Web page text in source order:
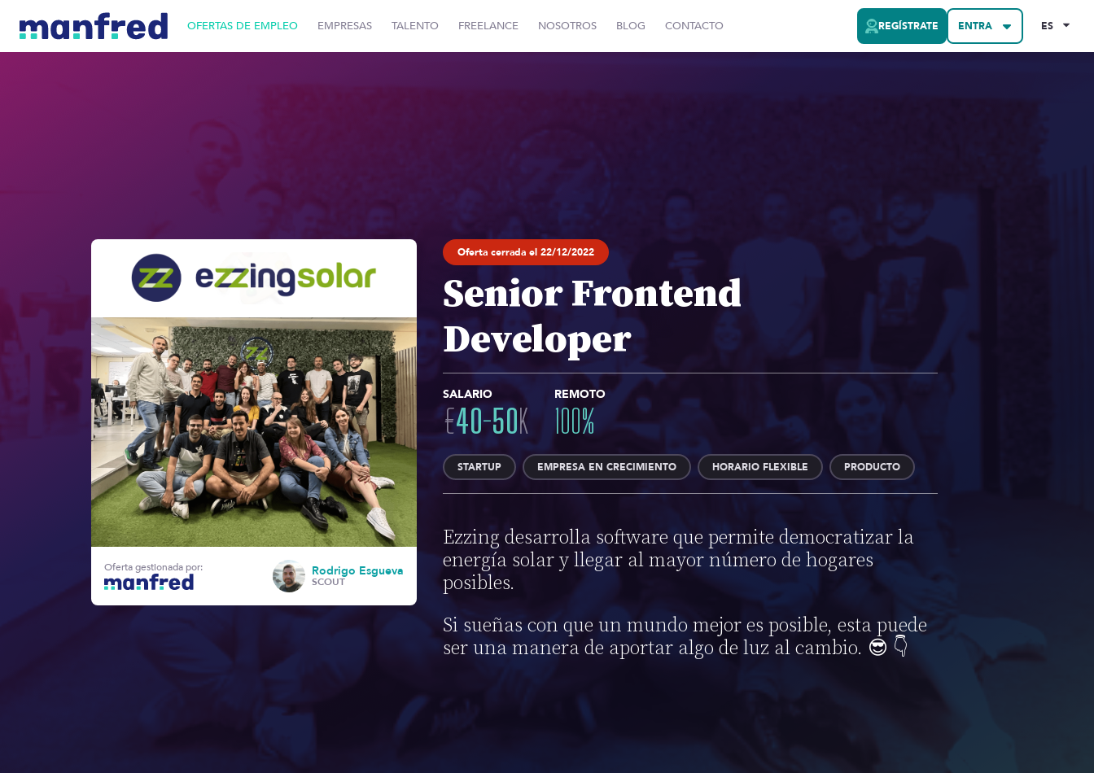
OFERTAS DE EMPLEO EMPRESAS TALENTO FREELANCE NOSOTROS BLOG CONTACTO REGÍSTRATE ENTRA ES
Oferta gestionada por: Rodrigo Esgueva
SCOUT
Oferta cerrada el 22/12/2022
Senior Frontend
Developer
SALARIO
€40-50K
REMOTO
100%
STARTUP EMPRESA EN CRECIMIENTO HORARIO FLEXIBLE PRODUCTO
Ezzing desarrolla software que permite democratizar la
energía solar y llegar al mayor número de hogares
posibles.
Si sueñas con que un mundo mejor es posible, esta puede
ser una manera de aportar algo de luz al cambio. 😎 👇